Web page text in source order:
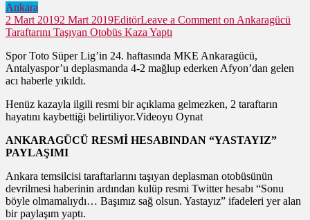
Ankara
2 Mart 20192 Mart 2019EditörLeave a Comment on Ankaragücü
Taraftarını Taşıyan Otobüs Kaza Yaptı
Spor Toto Süper Lig’in 24. haftasında MKE Ankaragücü,
Antalyaspor’u deplasmanda 4-2 mağlup ederken Afyon’dan gelen
acı haberle yıkıldı.
Henüz kazayla ilgili resmi bir açıklama gelmezken, 2 taraftarın
hayatını kaybettiği belirtiliyor.Videoyu Oynat
ANKARAGÜCÜ RESMİ HESABINDAN “YASTAYIZ”
PAYLAŞIMI
Ankara temsilcisi taraftarlarını taşıyan deplasman otobüsünün
devrilmesi haberinin ardından kulüp resmi Twitter hesabı “Sonu
böyle olmamalıydı… Başımız sağ olsun. Yastayız” ifadeleri yer alan
bir paylaşım yaptı.